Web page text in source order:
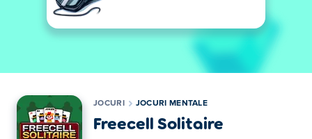
JOCURI JOCURI MENTALE
Freecell Solitaire